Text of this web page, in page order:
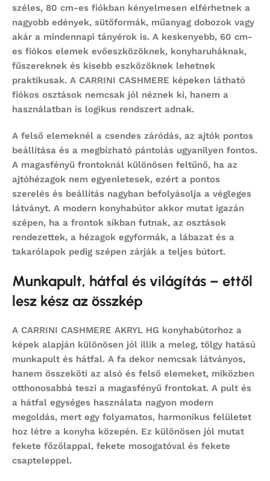
széles, 80 cm-es fiókban kényelmesen elférhetnek a
nagyobb edények, sütőformák, műanyag dobozok vagy
akár a mindennapi tányérok is. A keskenyebb, 60 cm-
es fiókos elemek evőeszközöknek, konyharuháknak,
fűszereknek és kisebb eszközöknek lehetnek
praktikusak. A CARRINI CASHMERE képeken látható
fiókos osztások nemcsak jól néznek ki, hanem a
használatban is logikus rendszert adnak.
A felső elemeknél a csendes záródás, az ajtók pontos
beállítása és a megbízható pántolás ugyanilyen fontos.
A magasfényű frontoknál különösen feltűnő, ha az
ajtóhézagok nem egyenletesek, ezért a pontos
szerelés és beállítás nagyban befolyásolja a végleges
látványt. A modern konyhabútor akkor mutat igazán
szépen, ha a frontok síkban futnak, az osztások
rendezettek, a hézagok egyformák, a lábazat és a
takarólapok pedig szépen zárják a teljes bútort.
Munkapult, hátfal és világítás – ettől
lesz kész az összkép
A CARRINI CASHMERE AKRYL HG konyhabútorhoz a
képek alapján különösen jól illik a meleg, tölgy hatású
munkapult és hátfal. A fa dekor nemcsak látványos,
hanem összeköti az alsó és felső elemeket, miközben
otthonosabbá teszi a magasfényű frontokat. A pult és
a hátfal egységes használata nagyon modern
megoldás, mert egy folyamatos, harmonikus felületet
hoz létre a konyha közepén. Ez különösen jól mutat
fekete főzőlappal, fekete mosogatóval és fekete
csapteleppel.